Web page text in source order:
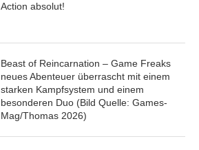
Action absolut!
Beast of Reincarnation – Game Freaks
neues Abenteuer überrascht mit einem
starken Kampfsystem und einem
besonderen Duo (Bild Quelle: Games-
Mag/Thomas 2026)